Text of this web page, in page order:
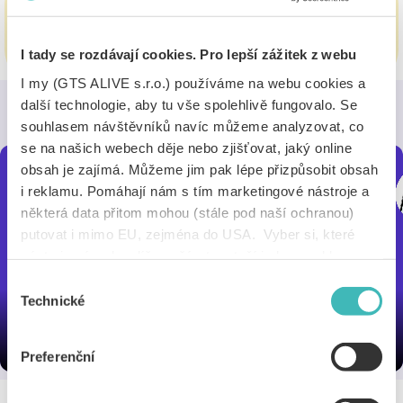
I tady se rozdávají cookies. Pro lepší zážitek z webu
I my (GTS ALIVE s.r.o.) používáme na webu cookies a
další technologie, aby tu vše spolehlivě fungovalo. Se
souhlasem návštěvníků navíc můžeme analyzovat, co
se na našich webech děje nebo zjišťovat, jaký online
obsah je zajímá. Můžeme jim pak lépe přizpůsobit obsah
i reklamu. Pomáhají nám s tím marketingové nástroje a
některá data přitom mohou (stále pod naší ochranou)
putovat i mimo EU, zejména do USA. Vyber si, které
v sekci „Detaily“. Svoji volbu můžeš kdykoliv změnit v
„Nastavení cookies“ (ikonka v zápatí webu). Vše o tom,
souhlasu
Technické
Preferenční
Objednej si IYTC online
Jak využít digitální IYTC v Alive
App?